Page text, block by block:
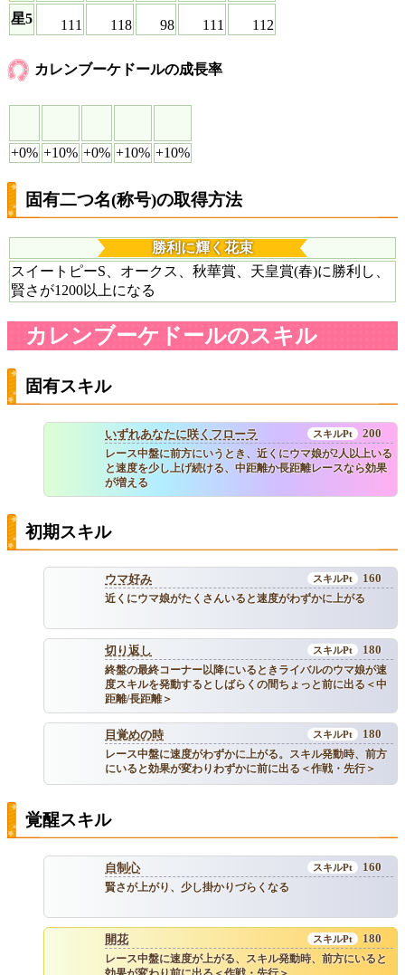
星5
111 118 98 111 112
カレンブーケドールの成長率
+0% +10% +0% +10% +10%
固有二つ名(称号)の取得方法
勝利に輝く花束
スイートピーS、オークス、秋華賞、天皇賞(春)に勝利し、
賢さが1200以上になる
カレンブーケドールのスキル
固有スキル
いずれあなたに咲くフローラ 200
レース中盤に前方にいうとき、近くにウマ娘が2人以上いる
と速度を少し上げ続ける、中距離か長距離レースなら効果
が増える
初期スキル
ウマ好み 160
近くにウマ娘がたくさんいると速度がわずかに上がる
切り返し 180
終盤の最終コーナー以降にいるときライバルのウマ娘が速
度スキルを発動するとしばらくの間ちょっと前に出る＜中
距離/長距離＞
目覚めの時 180
レース中盤に速度がわずかに上がる。スキル発動時、前方
にいると効果が変わりわずかに前に出る＜作戦・先行＞
覚醒スキル
自制心 160
賢さが上がり、少し掛かりづらくなる
開花 180
レース中盤に速度が上がる、スキル発動時、前方にいると